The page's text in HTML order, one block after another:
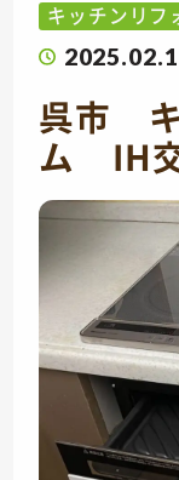
キッチンリフ
呉市 キ
ム IH